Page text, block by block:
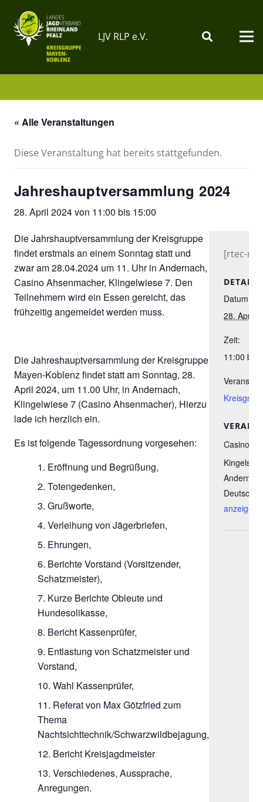
LJV RLP e.V.
« Alle Veranstaltungen
Diese Veranstaltung hat bereits stattgefunden.
Jahreshauptversammlung 2024
28. April 2024 von 11:00 bis 15:00
Die Jahrshauptversammlung der Kreisgruppe
findet erstmals an einem Sonntag statt und
zwar am 28.04.2024 um 11. Uhr in Andernach,
Casino Ahsenmacher, Klingelwiese 7. Den
Teilnehmern wird ein Essen gereicht, das
frühzeitig angemeldet werden muss.
Die Jahreshauptversammlung der Kreisgruppe
Mayen-Koblenz findet statt am Sonntag, 28.
April 2024, um 11.00 Uhr, in Andernach,
Klingelwiese 7 (Casino Ahsenmacher), Hierzu
lade ich herzlich ein.
Es ist folgende Tagessordnung vorgesehen:
Eröffnung und Begrüßung,
Totengedenken,
Grußworte,
Verleihung von Jägerbriefen,
Ehrungen,
Berichte Vorstand (Vorsitzender,
Schatzmeister),
Kurze Berichte Obleute und
Hundesolikasse,
Bericht Kassenprüfer,
Entlastung von Schatzmeister und
Vorstand,
Wahl Kassenprüfer,
Referat von Max Götzfried zum
Thema
Nachtsichttechnik/Schwarzwildbejagung,
Bericht Kreisjagdmeister
Verschiedenes, Aussprache,
Anregungen.
[rtec-
DETAILS
Datum:
28. April
Zeit:
11:00 bis
Casino
anzeigen